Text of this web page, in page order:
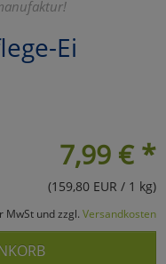
Ei
7,99 € *
(159,80 EUR / 1 kg)
MwSt und zzgl. Versandkosten
Haupptseite